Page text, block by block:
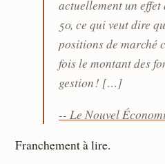
actuellement un
50, ce qui veut dire
positions de marché
fois le montant des
gestion ! […]
-- Le Nouvel
Franchement à lire.